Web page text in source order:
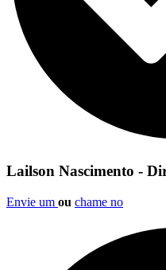
Lailson Nascimento -
Envie um ou chame no